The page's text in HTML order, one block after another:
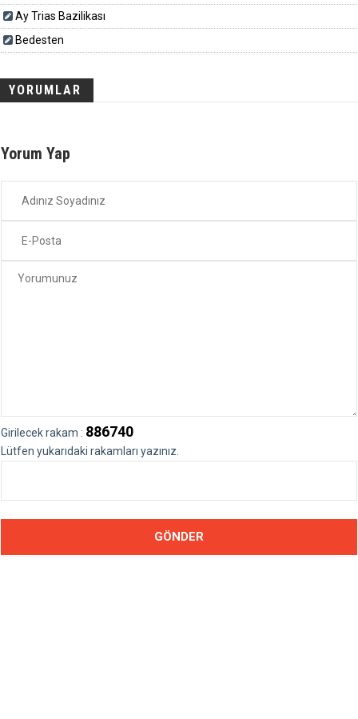
Ay Trias Bazilikası
Bedesten
YORUMLAR
Yorum Yap
Girilecek rakam : 886740
Lütfen yukarıdaki rakamları yazınız.